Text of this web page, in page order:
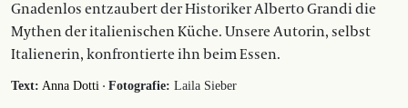
Gnadenlos entzaubert der Historiker Alberto Grandi die
Mythen der italienischen Küche. Unsere Autorin, selbst
Italienerin, konfrontierte ihn beim Essen.
Text: Anna Dotti · Fotografie: Laila Sieber